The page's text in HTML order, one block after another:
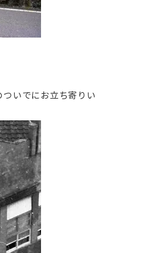
いでにお立ち寄りい